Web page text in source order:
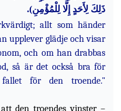
ذَلِكَ لِأَحَدٍ إِلَّا لِلْمُؤْمِنِ).
allt som händer
upplever glädje och visar
och om han drabbas
så är det också bra för
för den troende."